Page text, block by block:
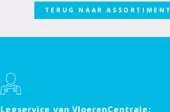
TERUG NAAR ASSORTIMENT
Legservice van VloerenCentrale: